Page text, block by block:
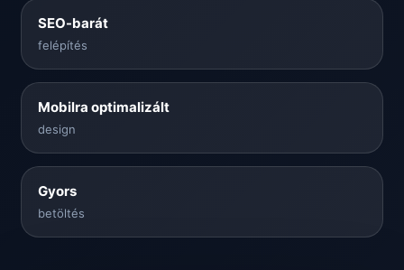
SEO-barát
felépítés
Mobilra optimalizált
design
Gyors
betöltés